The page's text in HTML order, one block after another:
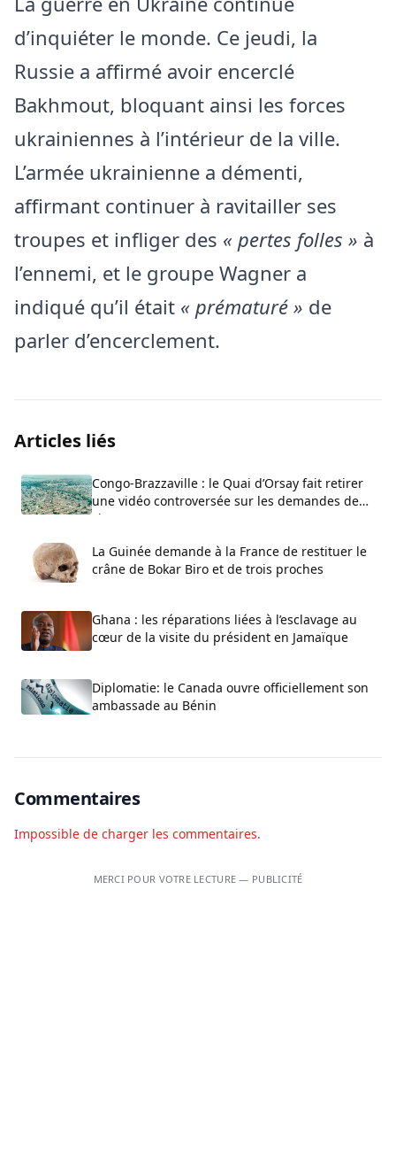
d’inquiéter le monde. Ce jeudi, la
Russie a affirmé avoir encerclé
Bakhmout, bloquant ainsi les forces
ukrainiennes à l’intérieur de la ville.
L’armée ukrainienne a démenti,
affirmant continuer à ravitailler ses
troupes et infliger des « pertes folles » à
l’ennemi, et le groupe Wagner a
indiqué qu’il était « prématuré » de
parler d’encerclement.
Articles liés
Congo-Brazzaville : le Quai d’Orsay fait retirer
une vidéo controversée sur les demandes de
visa
La Guinée demande à la France de restituer le
crâne de Bokar Biro et de trois proches
Ghana : les réparations liées à l’esclavage au
cœur de la visite du président en Jamaïque
Diplomatie: le Canada ouvre officiellement son
ambassade au Bénin
Commentaires
Impossible de charger les commentaires.
MERCI POUR VOTRE LECTURE — PUBLICITÉ